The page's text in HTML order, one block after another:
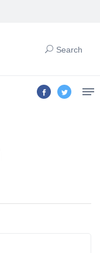
Search